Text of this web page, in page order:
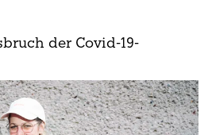
der Covid-19-